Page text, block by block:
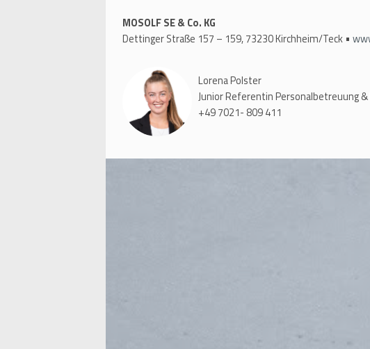
MOSOLF SE & Co. KG
Dettinger Straße 157 – 159, 73230 Kirchheim/Teck •
Lorena Polster
Junior Referentin Personalbetreuung &
+49 7021- 809 411